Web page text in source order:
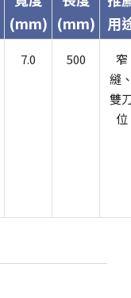
(mm) (mm)
用
7.0 500
窄
縫
雙
位